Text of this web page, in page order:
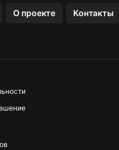
О проекте Контакты